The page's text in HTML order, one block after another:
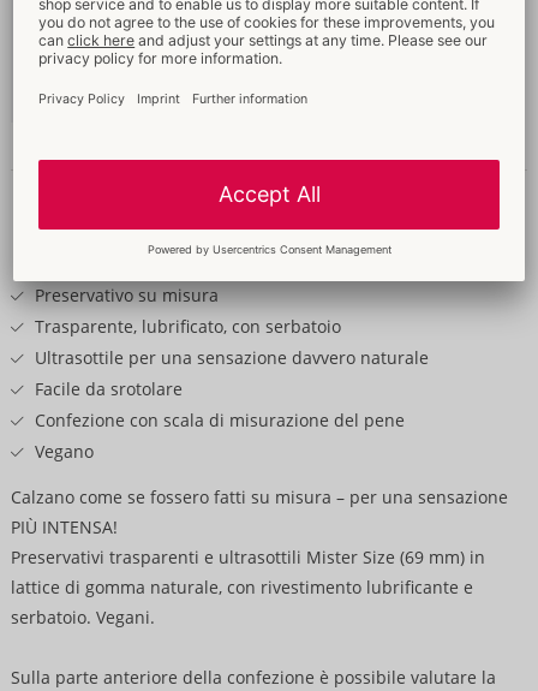
69 mm
Contenuto: 100 Pezzo
Disimballato
49,95 €
Dettagli
Testo
prodotto
Preservativo su misura
Trasparente, lubrificato, con serbatoio
Ultrasottile per una sensazione davvero naturale
Facile da srotolare
Confezione con scala di misurazione del pene
Vegano
Calzano come se fossero fatti su misura – per una sensazione
PIÙ INTENSA!
Preservativi trasparenti e ultrasottili Mister Size (69 mm) in
lattice di gomma naturale, con rivestimento lubrificante e
serbatoio. Vegani.
Sulla parte anteriore della confezione è possibile valutare la